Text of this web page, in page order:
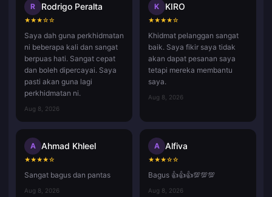
R Rodrigo Peralta
★★★☆☆
Saya dah guna perkhidmatan
ni beberapa kali dan sangat
berpuas hati. Sangat cepat
dan boleh dipercayai. Saya
pasti akan guna lagi
perkhidmatan ni.
Aug 8, 2026
K KIRO
★★★★☆
Khidmat pelanggan sangat
baik. Saya fikir saya tidak
akan dapat pesanan saya
tetapi mereka membantu
saya.
Aug 8, 2026
A Ahmad Khleel
★★★★☆
Sangat bagus dan pantas
Aug 8, 2026
A Alfiva
★★★☆☆
Bagus 👍👍👍💯💯💯
Aug 8, 2026